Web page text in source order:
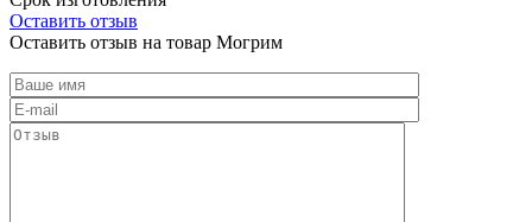
Оставить отзыв
Оставить отзыв на товар Могрим